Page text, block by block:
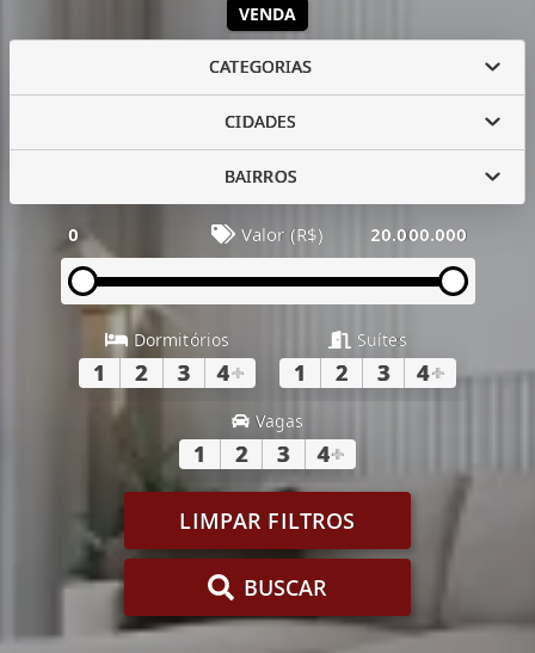
VENDA
CATEGORIAS
CIDADES
BAIRROS
0 Valor (R$) 20.000.000
Dormitórios
1 2 3 4+
Suítes
1 2 3 4+
Vagas
1 2 3 4+
LIMPAR FILTROS
BUSCAR